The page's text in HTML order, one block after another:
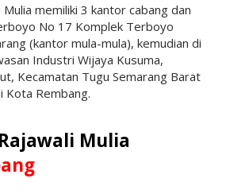
memiliki 3 kantor cabang dan
No 17 Komplek Terboyo
(kantor mula-mula), kemudian di
Industri Wijaya Kusuma,
Kecamatan Tugu Semarang Barat
Kota Rembang.
Mulia